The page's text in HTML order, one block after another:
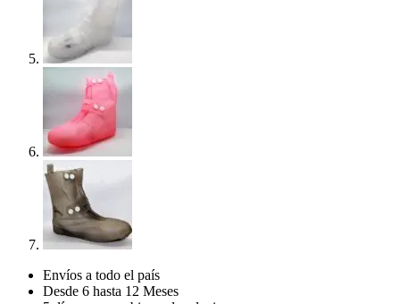
Envíos a todo el país
Desde 6 hasta 12 Meses